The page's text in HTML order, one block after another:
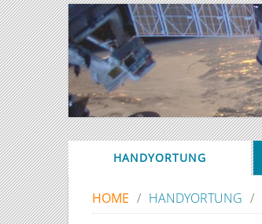
HANDYORTUNG
HOME / HANDYORTUNG /